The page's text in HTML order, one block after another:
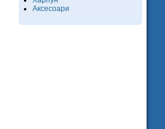
Аксесоари